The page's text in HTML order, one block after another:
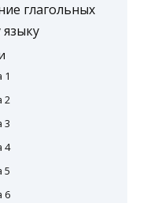
глагольных
1
2
3
4
5
6